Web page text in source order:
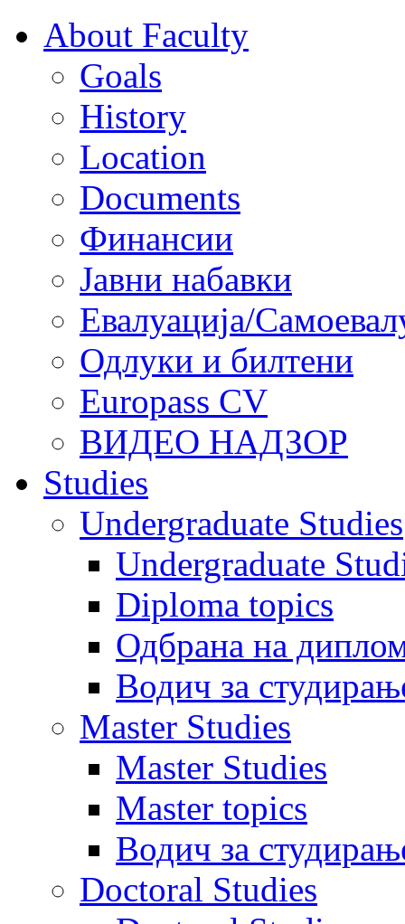
About Faculty
Goals
History
Location
Documents
Финансии
Јавни набавки
Евалуација/
Одлуки и билтени
Europass CV
ВИДЕО НАДЗОР
Studies
Undergraduate Studies
Undergraduate
Diploma topics
Одбрана на
Водич за
Master Studies
Master Studies
Master topics
Водич за
Doctoral Studies